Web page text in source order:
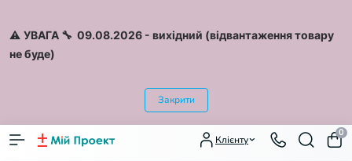
⚠️ УВАГА 🔧 09.08.2026 - вихідний (відвантаження товару
не буде)
Закрити
Клієнту
0